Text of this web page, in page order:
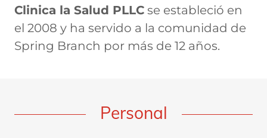
Clinica la Salud PLLC se estableció en
el 2008 y ha servido a la comunidad de
Spring Branch por más de 12 años.
Personal